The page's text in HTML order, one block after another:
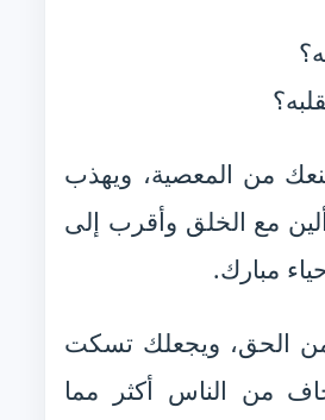
من المعصية، ويهذب
مع الخلق وأقرب إلى
مبارك.
الحق، ويجعلك تسكت
من الناس أكثر مما